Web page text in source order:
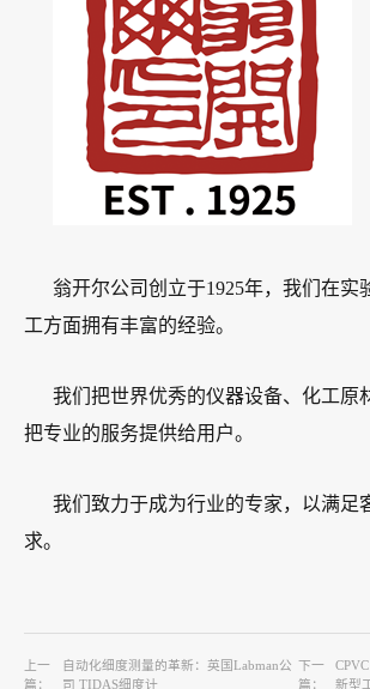
翁开尔公司创立于1925年，我们在实
工方面拥有丰富的经验。
我们把世界优秀的仪器设备、化工原
把专业的服务提供给用户。
我们致力于成为行业的专家，以满足
求。
上一
篇：
自动化细度测量的革新：英国Labman公
司 TIDAS细度计
下一
篇：
新型